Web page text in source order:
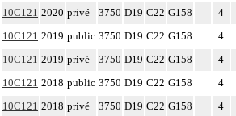
10C121 2020 privé 3750 D19 C22 G158 4
10C121 2019 public 3750 D19 C22 G158 4
10C121 2019 privé 3750 D19 C22 G158 4
10C121 2018 public 3750 D19 C22 G158 4
10C121 2018 privé 3750 D19 C22 G158 4